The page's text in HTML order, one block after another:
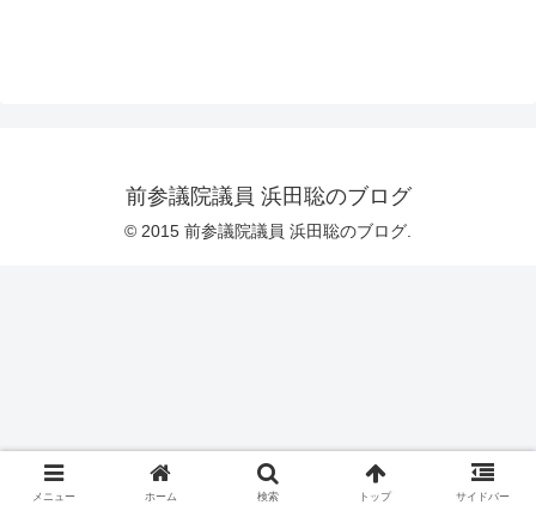
前参議院議員 浜田聡のブログ
© 2015 前参議院議員 浜田聡のブログ.
メニュー ホーム 検索 トップ サイドバー